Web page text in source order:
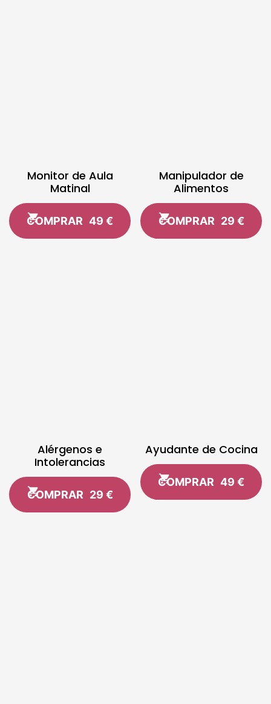
Monitor de Aula
Matinal
COMPRAR 49 €
Manipulador de
Alimentos
COMPRAR 29 €
Alérgenos e
Intolerancias
COMPRAR 29 €
Ayudante de Cocina
COMPRAR 49 €